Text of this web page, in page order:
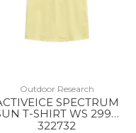
Outdoor Research
SPECTRUM
T-SHIRT WS 2994
SUNLIGHT
322732